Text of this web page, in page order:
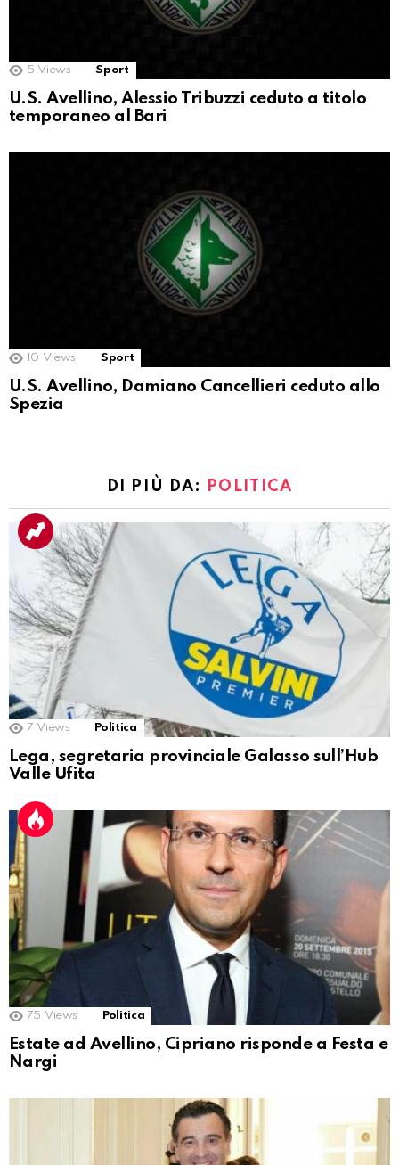
5 Views Sport
U.S. Avellino, Alessio Tribuzzi ceduto a titolo
temporaneo al Bari
10 Views Sport
U.S. Avellino, Damiano Cancellieri ceduto allo
Spezia
DI PIÙ DA: POLITICA
7 Views Politica
Lega, segretaria provinciale Galasso sull’Hub
Valle Ufita
75 Views Politica
Estate ad Avellino, Cipriano risponde a Festa e
Nargi